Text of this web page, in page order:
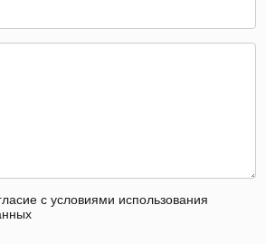
с условиями использования